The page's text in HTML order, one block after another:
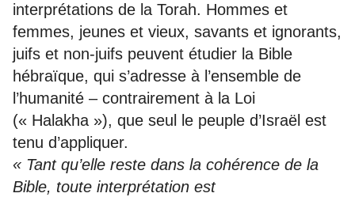
interprétations de la Torah. Hommes et
femmes, jeunes et vieux, savants et ignorants,
juifs et non-juifs peuvent étudier la Bible
hébraïque, qui s’adresse à l’ensemble de
l’humanité – contrairement à la Loi
(« Halakha »), que seul le peuple d’Israël est
tenu d’appliquer.
« Tant qu’elle reste dans la cohérence de la
Bible, toute interprétation est